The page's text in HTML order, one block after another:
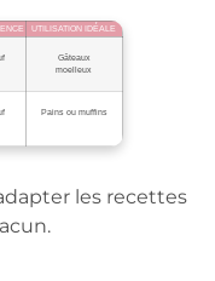
UTILISATION IDÉALE
Gâteaux
moelleux
Pains ou muffins
les recettes